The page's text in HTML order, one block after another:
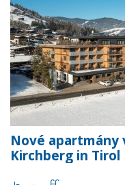
Nové
Kirchberg in Tirol